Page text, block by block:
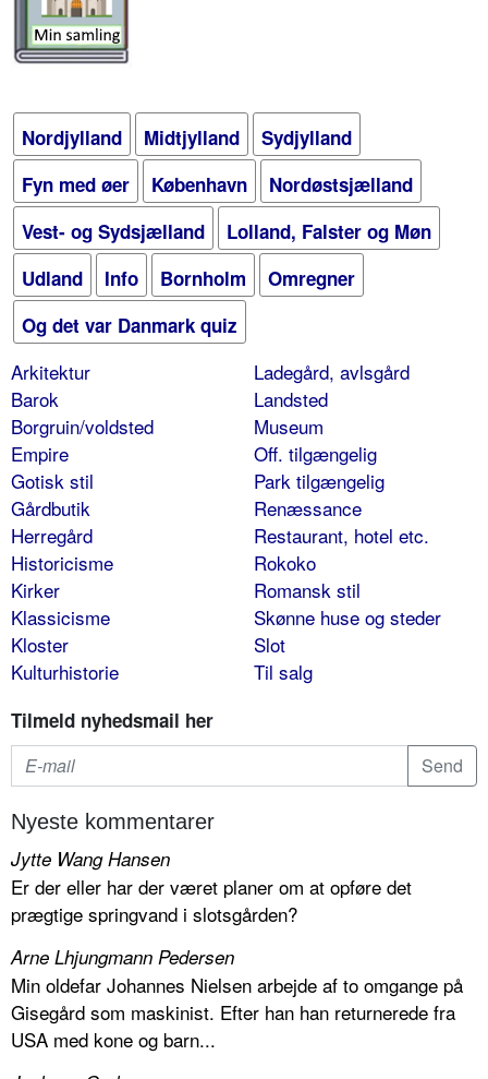
Nordjylland Midtjylland
Sydjylland
Fyn med øer
København
Nordøstsjælland
Vest- og Sydsjælland
Lolland, Falster og Møn
Udland
Info Bornholm
Omregner
Og det var Danmark quiz
Arkitektur
Barok
Borgruin/voldsted
Empire
Gotisk stil
Gårdbutik
Herregård
Historicisme
Kirker
Klassicisme
Kloster
Kulturhistorie
Ladegård, avlsgård
Landsted
Museum
Off. tilgængelig
Park tilgængelig
Renæssance
Restaurant, hotel etc.
Rokoko
Romansk stil
Skønne huse og steder
Slot
Til salg
Tilmeld nyhedsmail her
Nyeste kommentarer
Jytte Wang Hansen
Er der eller har der været planer om at opføre det
prægtige springvand i slotsgården?
Arne Lhjungmann Pedersen
Min oldefar Johannes Nielsen arbejde af to omgange på
Gisegård som maskinist. Efter han han returnerede fra
USA med kone og barn...